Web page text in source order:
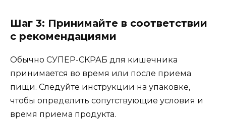
Шаг 3: Принимайте в соответствии
с рекомендациями
Обычно СУПЕР-СКРАБ для кишечника
принимается во время или после приема
пищи. Следуйте инструкции на упаковке,
чтобы определить сопутствующие условия и
время приема продукта.